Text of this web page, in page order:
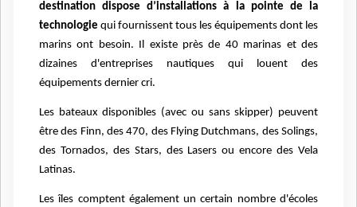
destination dispose d’installations à la pointe de la
technologie qui fournissent tous les équipements dont les
marins ont besoin. Il existe près de 40 marinas et des
dizaines d'entreprises nautiques qui louent des
équipements dernier cri.
Les bateaux disponibles (avec ou sans skipper) peuvent
être des Finn, des 470, des Flying Dutchmans, des Solings,
des Tornados, des Stars, des Lasers ou encore des Vela
Latinas.
Les îles comptent également un certain nombre d'écoles